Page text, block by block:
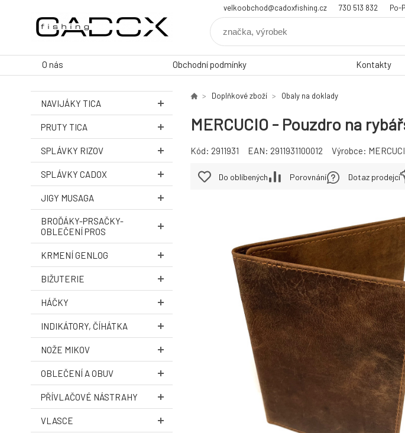
velkoobchod@cadoxfishing.cz 730 513 832 Po-
O nás Obchodní podmínky Kontakty
NAVIJÁKY TICA
PRUTY TICA
SPLÁVKY RIZOV
SPLÁVKY CADOX
JIGY MUSAGA
BROĎÁKY-PRSAČKY-
OBLEČENÍ PROS
KRMENÍ GENLOG
BIŽUTERIE
HÁČKY
INDIKÁTORY, ČÍHÁTKA
NOŽE MIKOV
OBLEČENÍ A OBUV
PŘÍVLAČOVÉ NÁSTRAHY
VLASCE
Doplňkové zboží Obaly na doklady
MERCUCIO - Pouzdro na
Kód: 2911931 EAN: 2911931100012 Výrobce:
Do oblíbených Porovnání Dotaz prodejci